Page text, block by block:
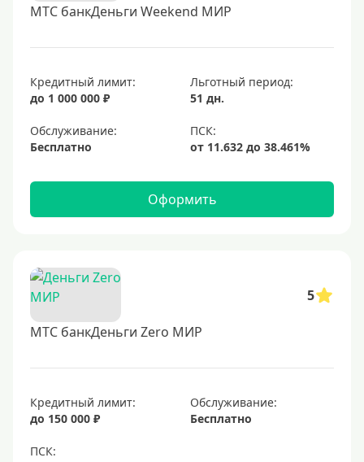
МТС банкДеньги Weekend МИР
Кредитный лимит:
до 1 000 000 ₽
Льготный период:
51 дн.
Обслуживание:
Бесплатно
Оформить
5
МТС банкДеньги Zero МИР
Кредитный лимит:
до 150 000 ₽
Обслуживание:
Бесплатно